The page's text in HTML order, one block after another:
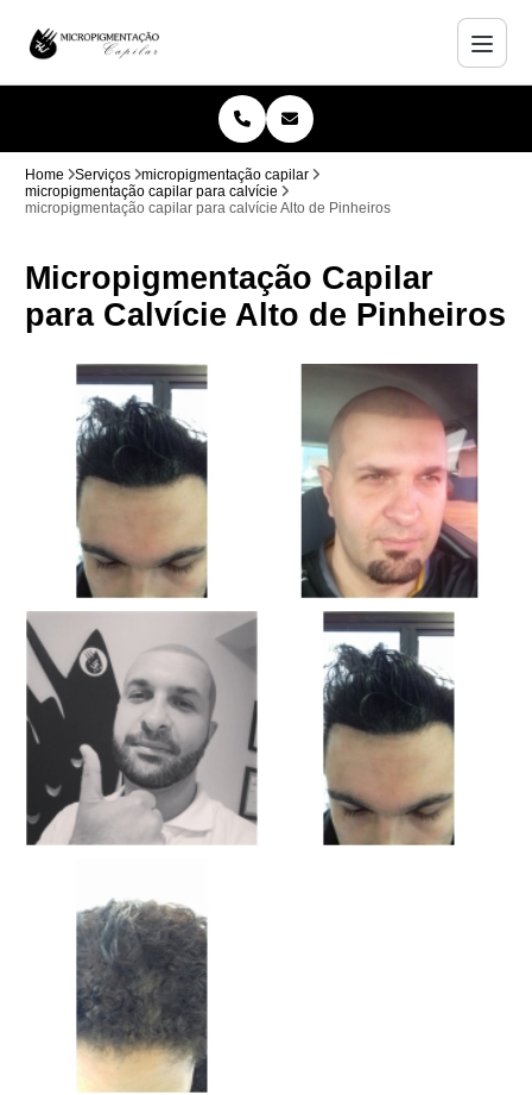
Home Serviços
micropigmentação capilar
micropigmentação capilar para calvície
micropigmentação capilar para calvície Alto de Pinheiros
Micropigmentação Capilar
para Calvície Alto de Pinheiros